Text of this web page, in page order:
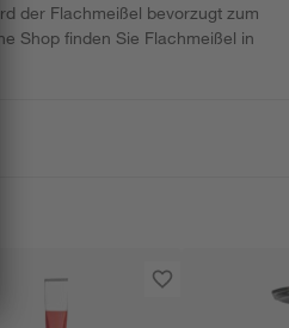
der Flachmeißel bevorzugt zum
Shop finden Sie Flachmeißel in